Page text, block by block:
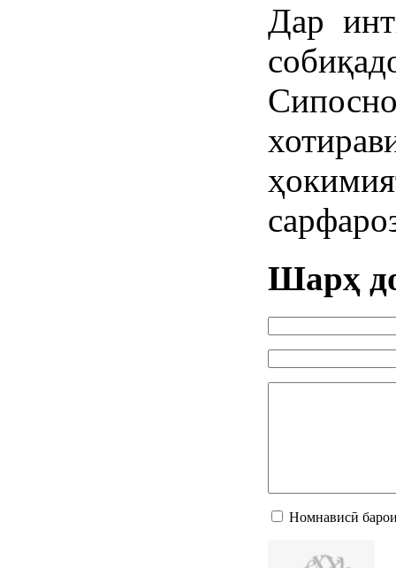
Дар
Шарҳ
Номнависӣ